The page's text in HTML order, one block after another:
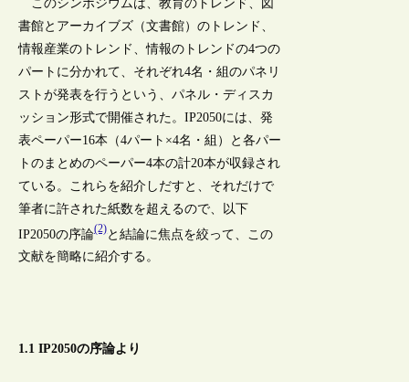
このシンポジウムは、教育のトレンド、図
書館とアーカイブズ（文書館）のトレンド、
情報産業のトレンド、情報のトレンドの4つの
パートに分かれて、それぞれ4名・組のパネリ
ストが発表を行うという、パネル・ディスカ
ッション形式で開催された。IP2050には、発
表ペーパー16本（4パート×4名・組）と各パー
トのまとめのペーパー4本の計20本が収録され
ている。これらを紹介しだすと、それだけで
筆者に許された紙数を超えるので、以下
IP2050の序論(2)と結論に焦点を絞って、この
文献を簡略に紹介する。
1.1 IP2050の序論より